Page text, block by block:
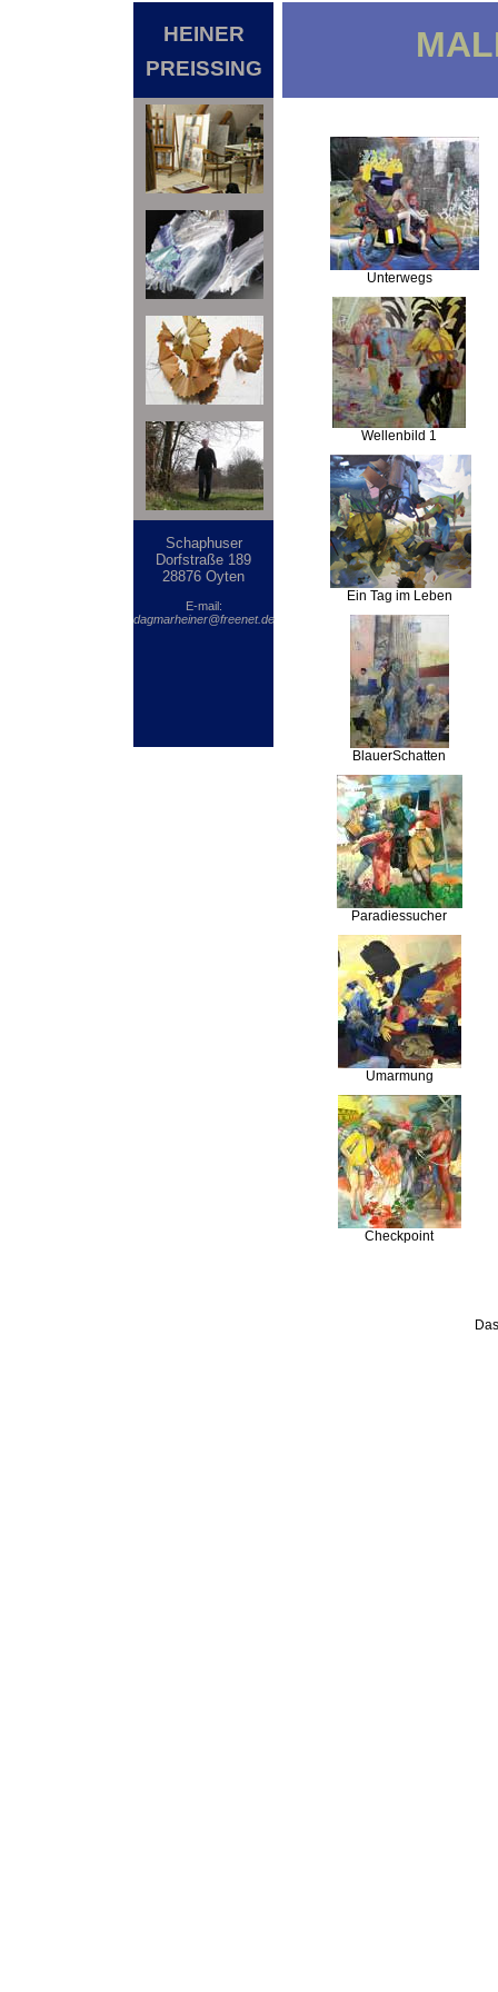
HEINER
PREISSING
Schaphuser
Dorfstraße 189
28876 Oyten
E-mail:
dagmarheiner@freenet.de
Unterwegs
Wellenbild 1
Ein Tag im Leben
BlauerSchatten
Paradiessucher
Umarmung
Checkpoint